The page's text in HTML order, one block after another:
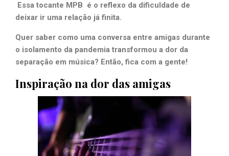
Essa tocante MPB é o reflexo da dificuldade de
deixar ir uma relação já finita.
Quer saber como uma conversa entre amigas durante
o isolamento da pandemia transformou a dor da
separação em música? Então, fica com a gente!
Inspiração na dor das amigas